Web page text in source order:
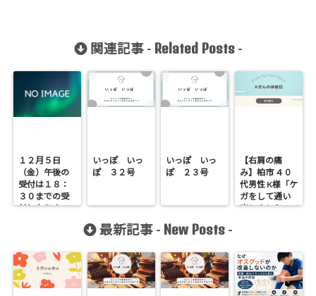
関連記事 - Related Posts-
１２月５日
（金）午後の
受付は１８：
３０までの受
付となりま
いっぽ いっ
ぽ ３２号
いっぽ いっ
ぽ ２３号
【右肩の痛
み】柏市 ４０
代男性 K様「ケ
ガをして通い
出しました」
最新記事 - New Posts -